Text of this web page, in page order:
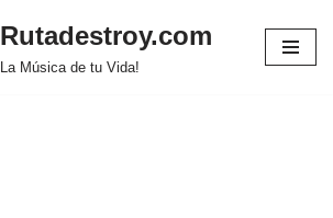
Rutadestroy.com
La Música de tu Vida!